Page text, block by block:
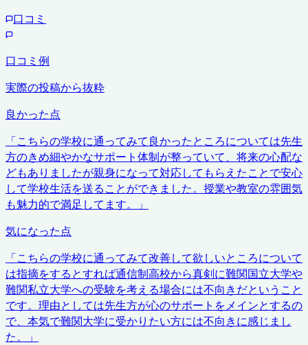
口コミ
口コミ例
実際の投稿から抜粋
良かった点
「こちらの学校に通ってみて良かったところについては先生
方のきめ細やかなサポート体制が整っていて、将来の心配な
どもありましたが親身になって対応してもらえたことで安心
して学校生活を送ることができました。授業や教室の雰囲気
も魅力的で満足してます。
」
気になった点
「こちらの学校に通ってみて改善して欲しいところについて
は指摘をするとすれば通信制高校から真剣に難関国立大学や
難関私立大学への受験を考える場合には不向きだということ
です。理由としては先生方が心のサポートをメインとするの
で、本気で難関大学に受かりたい方には不向きに感じまし
た。
」